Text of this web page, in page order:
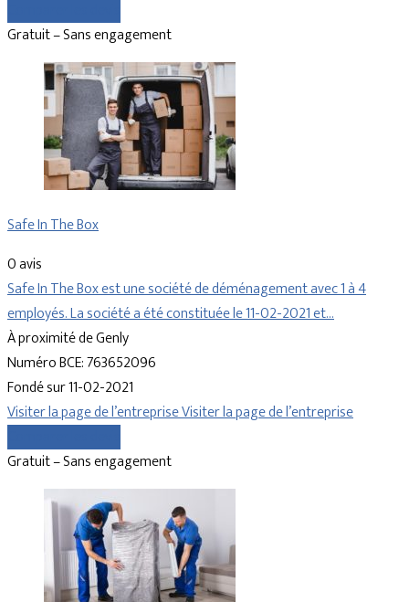
Gratuit – Sans engagement
Safe In The Box
0 avis
Safe In The Box est une société de déménagement avec 1 à 4
employés. La société a été constituée le 11-02-2021 et…
À proximité de Genly
Numéro BCE: 763652096
Fondé sur 11-02-2021
Visiter la page de l’entrepriseVisiter la page de l’entreprise
Gratuit – Sans engagement